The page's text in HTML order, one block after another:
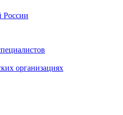
России
организациях